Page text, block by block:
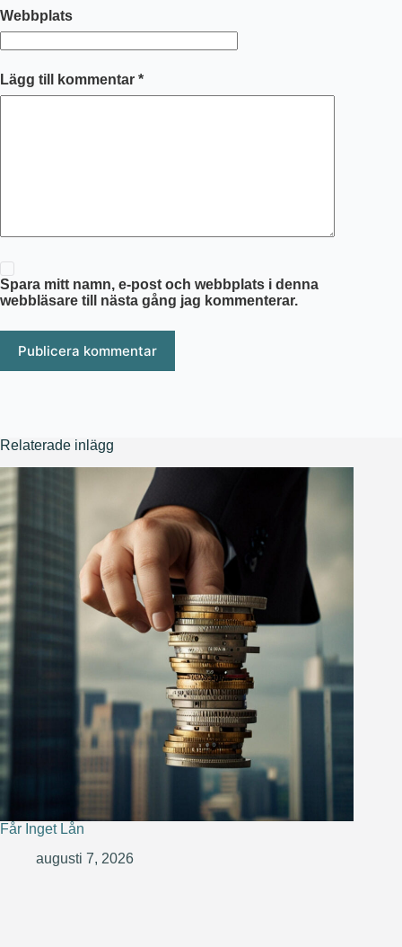
Webbplats
Lägg till kommentar *
Spara mitt namn, e-post och webbplats i denna
webbläsare till nästa gång jag kommenterar.
Publicera kommentar
Relaterade inlägg
Får Inget Lån
augusti 7, 2026